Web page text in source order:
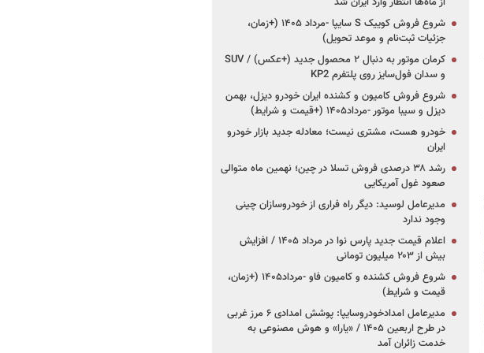
شروع فروش کوییک S سایپا -مرداد ۱۴۰۵ (+زمان،
جزئیات ثبت‌نام و موعد تحویل)
کرمان موتور به دنبال ۲ محصول جدید (+عکس) / SUV
و سدان فول‌سایز روی پلتفرم KP2
شروع فروش کامیون و کشنده ایران خودرو دیزل، بهمن
دیزل و سیبا موتور -مرداد۱۴۰۵ (+قیمت و شرایط)
خودرو هست، مشتری نیست؛ معادله جدید بازار خودرو
ایران
رشد ۳۸ درصدی فروش تسلا در چین؛ نهمین ماه متوالی
صعود غول آمریکایی
مدیرعامل لوسید: دیگر راه فراری از خودروسازان چینی
وجود ندارد
اعلام قیمت جدید پارس نوا در مرداد ۱۴۰۵ / افزایش
بیش از ۲۰۳ میلیون تومانی
شروع فروش کشنده و کامیون فاو -مرداد۱۴۰۵ (+زمان،
قیمت و شرایط)
مدیرعامل امدادخودروسایپا: پوشش امدادی ۶ مرز غربی
در طرح اربعین ۱۴۰۵ / «یارا» و هوش مصنوعی به
خدمت زائران آمد